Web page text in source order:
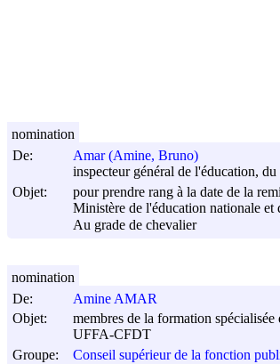
De:
Amar (Amine, Bruno)
inspecteur général de l'éducation,
Objet:
pour prendre rang à la date de la
Ministère de l'éducation nationale et
Au grade de chevalier
nomination
De:
Amine AMAR
Objet:
membres de la formation
UFFA-CFDT
Groupe:
Conseil supérieur de la fonction
nomination